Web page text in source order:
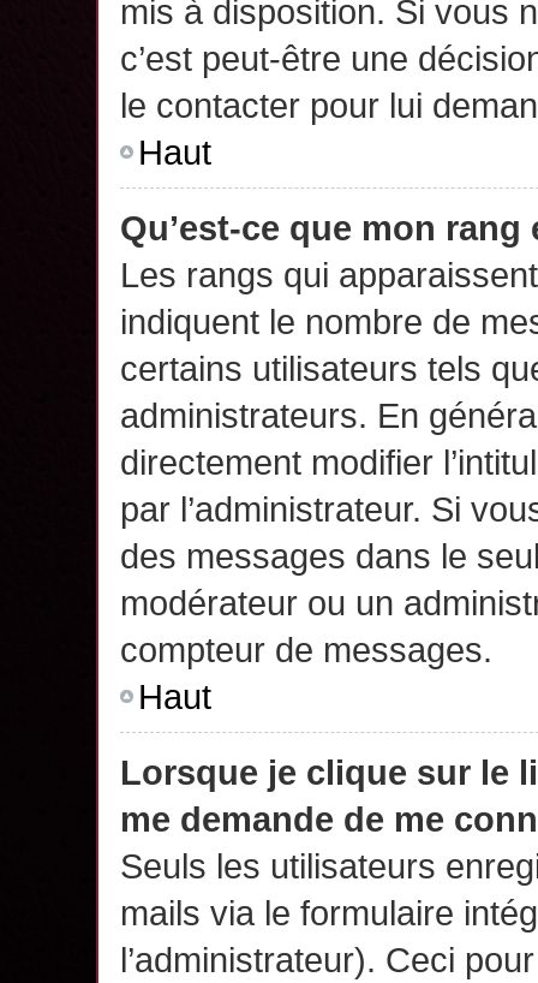
mis à disposition. Si vous
c’est peut-être une
le contacter pour lui
Haut
Qu’est-ce que mon
Les rangs qui
indiquent le nombre de
certains utilisateurs tels
administrateurs. En
directement modifier
par l’administrateur. Si
des messages dans le
modérateur ou un
compteur de messages.
Haut
Lorsque je clique sur le
me demande de me
Seuls les utilisateurs
mails via le formulaire
l’administrateur). Ceci